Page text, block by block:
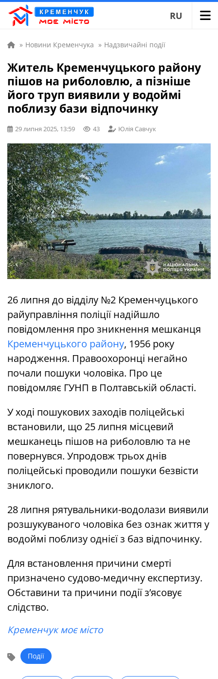
RU
» Новини Кременчука » Надзвичайні події
Житель Кременчуцького району
пішов на риболовлю, а пізніше
його труп виявили у водоймі
поблизу бази відпочинку
29 липня 2025, 13:59 43 Юлія Савчук
26 липня до відділу №2 Кременчуцького
райуправління поліції надійшло
повідомлення про зникнення мешканця
Кременчуцького району, 1956 року
народження. Правоохоронці негайно
почали пошуки чоловіка. Про це
повідомляє ГУНП в Полтавській області.
У ході пошукових заходів поліцейські
встановили, що 25 липня місцевий
мешканець пішов на риболовлю та не
повернувся. Упродовж трьох днів
поліцейські проводили пошуки безвісти
зниклого.
28 липня рятувальники-водолази виявили
розшукуваного чоловіка без ознак життя у
водоймі поблизу однієї з баз відпочинку.
Для встановлення причини смерті
призначено судово-медичну експертизу.
Обставини та причини події з’ясовує
слідство.
Кременчук моє місто
Події